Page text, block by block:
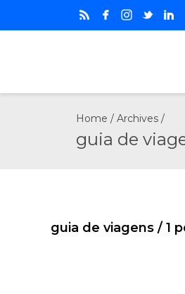
Home / Archives /
guia de
guia de viagens / 1